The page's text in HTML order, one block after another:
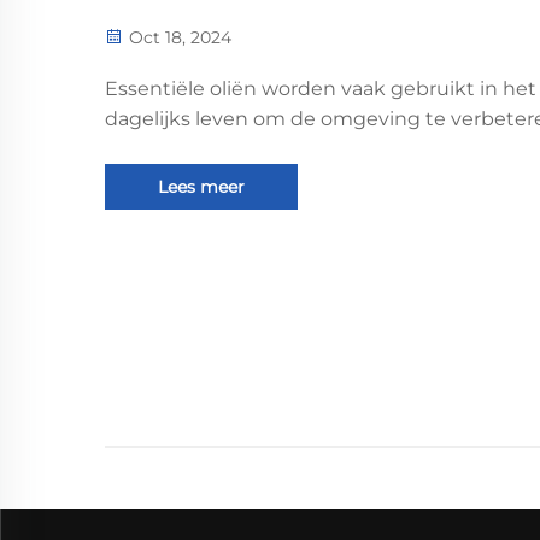
Oct 18, 2024
Essentiële oliën worden vaak gebruikt in het
dagelijks leven om de omgeving te
desinfectie, reukverwijdering, enz. Een
manier om essentiële oliën te gebruiken is
Lees meer